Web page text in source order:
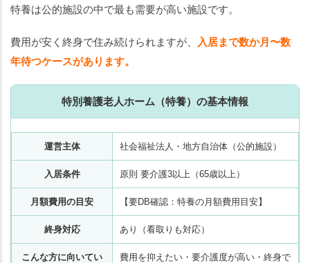
特養は公的施設の中で最も需要が高い施設です。
費用が安く終身で住み続けられますが、 入居まで数か月〜数
年待つケースがあります。
特別養護老人ホーム（特養）の基本情報
運営主体 社会福祉法人・地方自治体（公的施設）
入居条件 原則 要介護3以上（65歳以上）
月額費用の目安 【要DB確認：特養の月額費用目安】
終身対応 あり（看取りも対応）
こんな方に向いてい
費用を抑えたい・要介護度が高い・終身で